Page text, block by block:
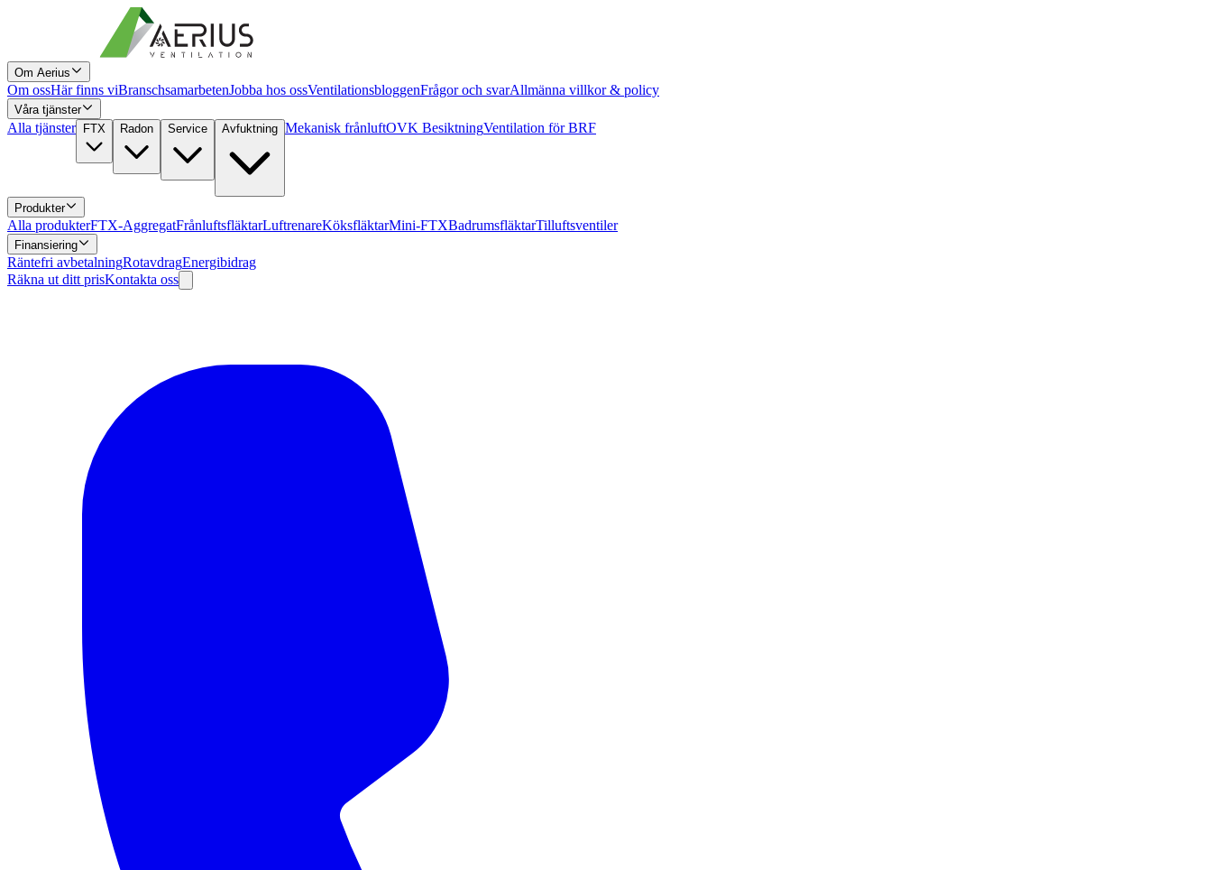
Om Aerius
Om ossHär finns viBranschsamarbetenJobba hos ossVentilationsbloggenFrågor och svarAllmänna villkor & policy
Våra tjänster
Alla tjänster FTX Radon Service Avfuktning Mekanisk frånluftOVK BesiktningVentilation för BRF
Produkter
Alla produkterFTX-AggregatFrånluftsfläktarLuftrenareKöksfläktarMini-FTXBadrumsfläktarTilluftsventiler
Finansiering
Räntefri avbetalningRotavdragEnergibidrag
Räkna ut ditt prisKontakta oss